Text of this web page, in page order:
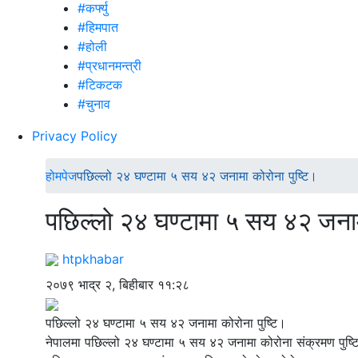
#कर्फ्यु
#हिमपात
#होली
#प्रधानमन्त्री
#टिकटक
#चुनाव
Privacy Policy
होमपेजपछिल्लो २४ घण्टामा ५ सय ४२ जनामा कोरोना पुष्टि।
पछिल्लो २४ घण्टामा ५ सय ४२
htpkhabar
२०७९ भाद्र २, बिहीबार ११:२८
पछिल्लो २४ घण्टामा ५ सय ४२ जनामा कोरोना पुष्टि।
नेपालमा पछिल्लो २४ घण्टामा ५ सय ४२ जनामा कोरोना संक्रमण